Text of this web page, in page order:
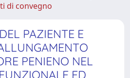
di convegno
PAZIENTE E
PENIENO NEL
ED